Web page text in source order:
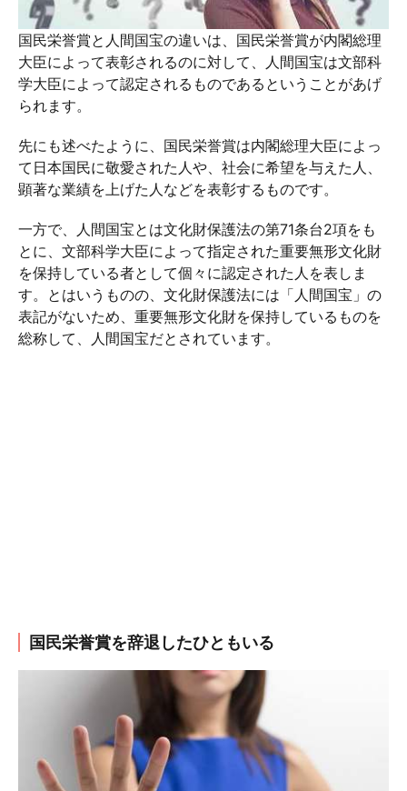
国民栄誉賞と人間国宝の違いは、国民栄誉賞が内閣総理
大臣によって表彰されるのに対して、人間国宝は文部科
学大臣によって認定されるものであるということがあげ
られます。
先にも述べたように、国民栄誉賞は内閣総理大臣によっ
て日本国民に敬愛された人や、社会に希望を与えた人、
顕著な業績を上げた人などを表彰するものです。
一方で、人間国宝とは文化財保護法の第71条台2項をも
とに、文部科学大臣によって指定された重要無形文化財
を保持している者として個々に認定された人を表しま
す。とはいうものの、文化財保護法には「人間国宝」の
表記がないため、重要無形文化財を保持しているものを
総称して、人間国宝だとされています。
国民栄誉賞を辞退したひともいる